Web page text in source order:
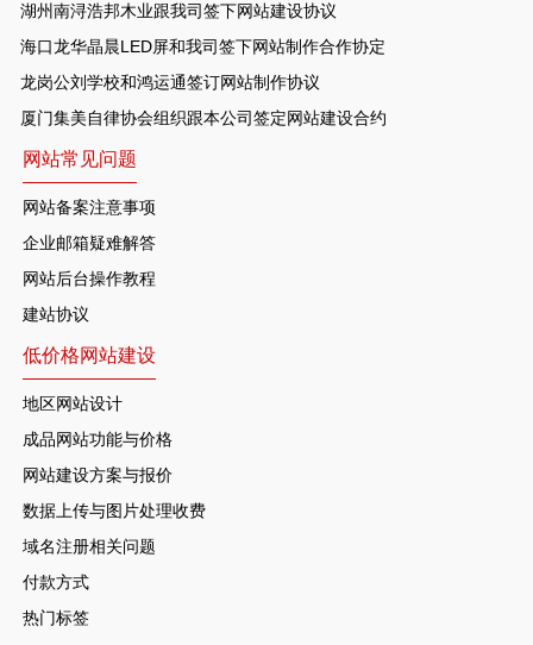
湖州南浔浩邦木业跟我司签下网站建设协议
海口龙华晶晨LED屏和我司签下网站制作合作协定
龙岗公刘学校和鸿运通签订网站制作协议
厦门集美自律协会组织跟本公司签定网站建设合约
网站常见问题
网站备案注意事项
企业邮箱疑难解答
网站后台操作教程
建站协议
低价格网站建设
地区网站设计
成品网站功能与价格
网站建设方案与报价
数据上传与图片处理收费
域名注册相关问题
付款方式
热门标签